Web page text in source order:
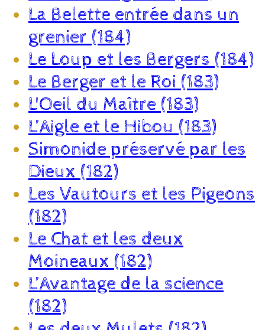
La Belette entrée dans un
grenier (184)
Le Loup et les Bergers (184)
Le Berger et le Roi (183)
L'Oeil du Maître (183)
L’Aigle et le Hibou (183)
Simonide préservé par les
Dieux (182)
Les Vautours et les Pigeons
(182)
Le Chat et les deux
Moineaux (182)
L’Avantage de la science
(182)